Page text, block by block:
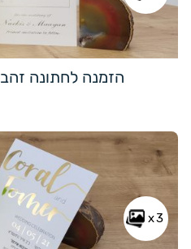
הזמנה לחתונה זהב save the date
x3